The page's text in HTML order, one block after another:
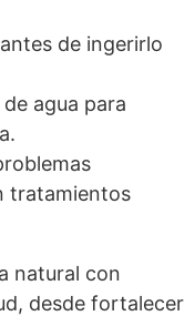
de ingerirlo
agua para
tratamientos
natural con
desde fortalecer